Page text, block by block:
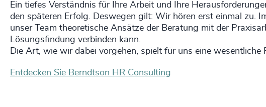
Ein tiefes Verständnis für Ihre Arbeit und Ihre
den späteren Erfolg. Deswegen gilt: Wir hören erst einmal zu.
unser Team theoretische Ansätze der Beratung mit der
Lösungsfindung verbinden kann.
Die Art, wie wir dabei vorgehen, spielt für uns eine wesentliche
Entdecken Sie Berndtson HR Consulting